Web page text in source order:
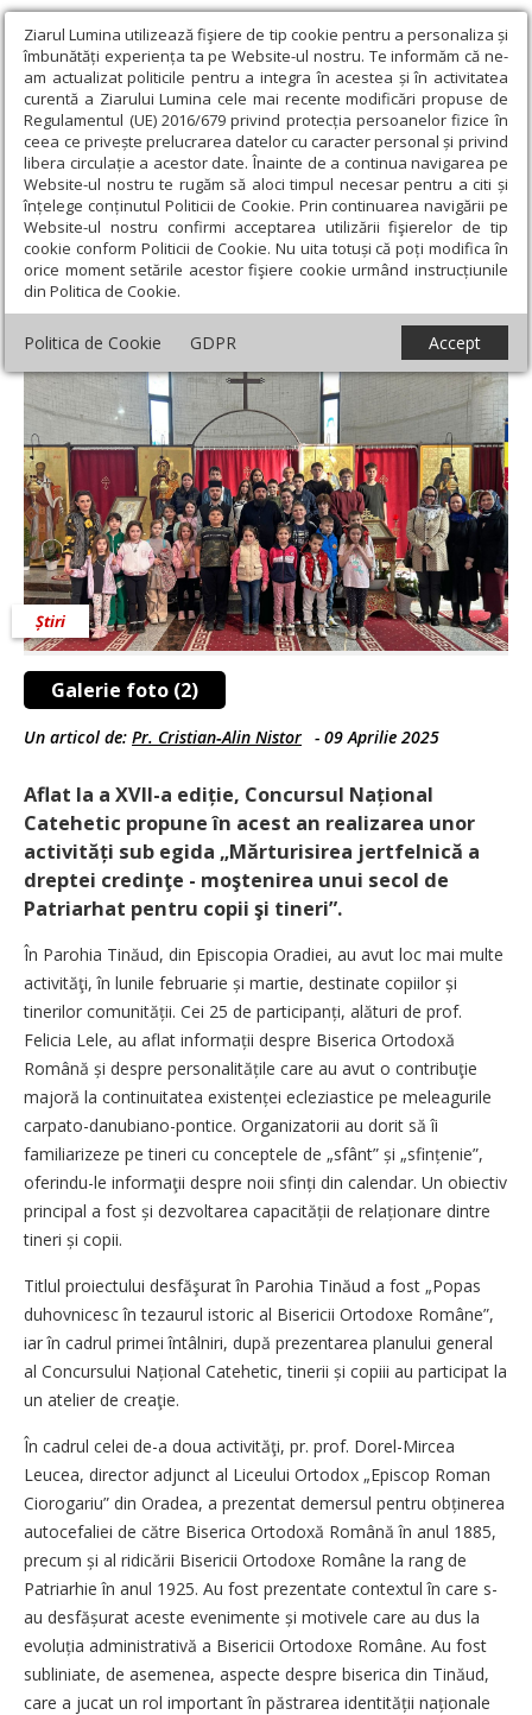
Ziarul Lumina utilizează fişiere de tip cookie pentru a personaliza și
îmbunătăți experiența ta pe Website-ul nostru. Te informăm că ne-
am actualizat politicile pentru a integra în acestea și în activitatea
curentă a Ziarului Lumina cele mai recente modificări propuse de
Regulamentul (UE) 2016/679 privind protecția persoanelor fizice în
ceea ce privește prelucrarea datelor cu caracter personal și privind
libera circulație a acestor date. Înainte de a continua navigarea pe
Website-ul nostru te rugăm să aloci timpul necesar pentru a citi și
înțelege conținutul Politicii de Cookie. Prin continuarea navigării pe
Website-ul nostru confirmi acceptarea utilizării fişierelor de tip
cookie conform Politicii de Cookie. Nu uita totuși că poți modifica în
orice moment setările acestor fişiere cookie urmând instrucțiunile
din Politica de Cookie.
Politica de Cookie GDPR Accept
Ziarul Lumina › Actualitate religioasă › Știri › Activități catehetice
în parohia bihoreană Tinăud
Activități catehetice în parohia bihoreană
Tinăud
Galerie foto (2)
Știri
Un articol de: Pr. Cristian‑Alin Nistor - 09 Aprilie 2025
Aflat la a XVII-a ediție, Concursul Național
Catehetic propune în acest an realizarea unor
activități sub egida „Mărturisirea jertfelnică a
dreptei credinţe - moştenirea unui secol de
Patriarhat pentru copii şi tineri”.
În Parohia Tinăud, din Episcopia Oradiei, au avut loc mai multe
activităţi, în lunile februarie și martie, destinate copiilor și
tinerilor comunității. Cei 25 de participanți, alături de prof.
Felicia Lele, au aflat informații despre Biserica Ortodoxă
Română și despre persona­litățile care au avut o contribuţie
majoră la continuitatea existenței ecleziastice pe meleagurile
carpato-danubiano-pontice. Organizatorii au dorit să îi
familiarizeze pe tineri cu conceptele de „sfânt” și „sfințenie”,
oferindu-le informaţii despre noii sfinți din calendar. Un obiectiv
principal a fost și dezvoltarea capa­cității de relaționare dintre
tineri și copii.
Titlul proiectului desfăşurat în Parohia Tinăud a fost „Popas
duhovnicesc în tezaurul istoric al Bisericii Ortodoxe Române”,
iar în cadrul primei întâlniri, după prezentarea planului general
al Concursului Național Catehetic, tinerii și copiii au participat la
un atelier de creaţie.
În cadrul celei de-a doua activităţi, pr. prof. Dorel-Mircea
Leucea, director adjunct al Liceului Ortodox „Episcop Roman
Ciorogariu” din Oradea, a prezentat demersul pentru obținerea
autocefaliei de către Biserica Ortodoxă Română în anul 1885,
precum și al ridicării Bisericii Ortodoxe Române la rang de
Patriarhie în anul 1925. Au fost prezentate contextul în care s-
au desfășurat aceste evenimente și motivele care au dus la
evoluția administrativă a Bisericii Ortodoxe Române. Au fost
subliniate, de asemenea, aspecte despre biserica din Tinăud,
care a jucat un rol important în păstrarea identității naționale